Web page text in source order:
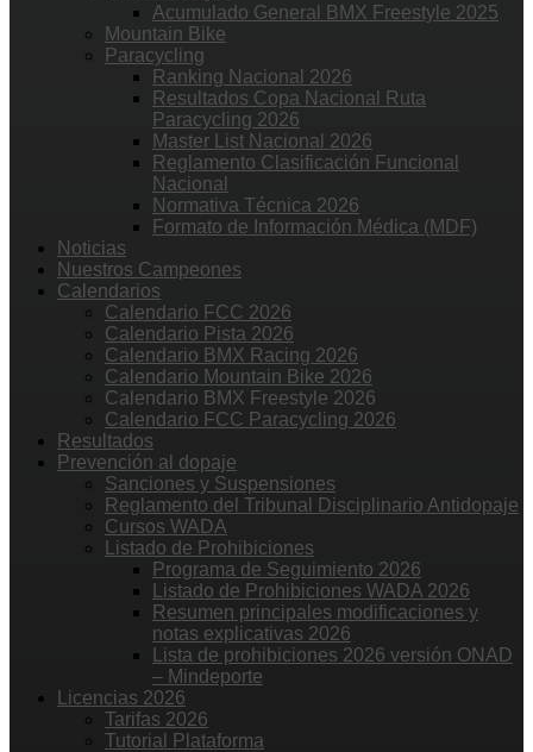
Acumulado General BMX Freestyle 2025
Mountain Bike
Paracycling
Ranking Nacional 2026
Resultados Copa Nacional Ruta
Paracycling 2026
Master List Nacional 2026
Reglamento Clasificación Funcional
Nacional
Normativa Técnica 2026
Formato de Información Médica (MDF)
Noticias
Nuestros Campeones
Calendarios
Calendario FCC 2026
Calendario Pista 2026
Calendario BMX Racing 2026
Calendario Mountain Bike 2026
Calendario BMX Freestyle 2026
Calendario FCC Paracycling 2026
Resultados
Prevención al dopaje
Sanciones y Suspensiones
Reglamento del Tribunal Disciplinario Antidopaje
Cursos WADA
Listado de Prohibiciones
Programa de Seguimiento 2026
Listado de Prohibiciones WADA 2026
Resumen principales modificaciones y
notas explicativas 2026
Lista de prohibiciones 2026 versión ONAD
– Mindeporte
Licencias 2026
Tarifas 2026
Tutorial Plataforma